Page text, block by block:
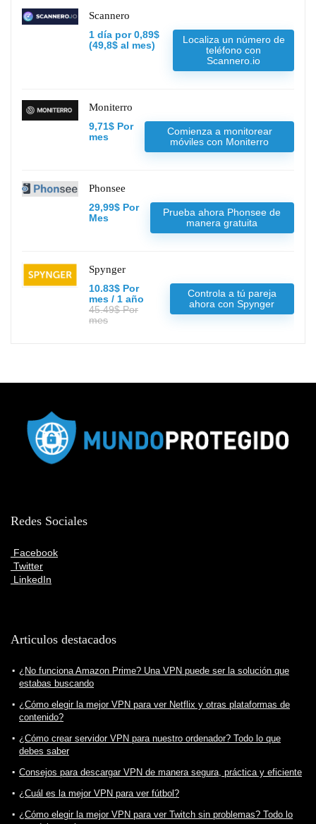
Scannero
1 día por 0,89$
(49,8$ al mes)
Localiza un número de
teléfono con
Scannero.io
Moniterro
9,71$ Por
mes
Comienza a monitorear
móviles con Moniterro
Phonsee
29,99$ Por
Mes
Prueba ahora Phonsee de
manera gratuita
Spynger
10.83$ Por
mes / 1 año
45.49$ Por
mes
Controla a tú pareja
ahora con Spynger
Redes Sociales
Facebook
Twitter
LinkedIn
Articulos destacados
¿No funciona Amazon Prime? Una VPN puede ser la solución que
estabas buscando
¿Cómo elegir la mejor VPN para ver Netflix y otras plataformas de
contenido?
¿Cómo crear servidor VPN para nuestro ordenador? Todo lo que
debes saber
Consejos para descargar VPN de manera segura, práctica y eficiente
¿Cuál es la mejor VPN para ver fútbol?
¿Cómo elegir la mejor VPN para ver Twitch sin problemas? Todo lo